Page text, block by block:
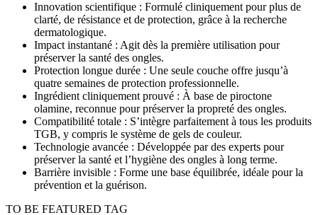
Innovation scientifique : Formulé cliniquement pour plus de
clarté, de résistance et de protection, grâce à la recherche
dermatologique.
Impact instantané : Agit dès la première utilisation pour
préserver la santé des ongles.
Protection longue durée : Une seule couche offre jusqu’à
quatre semaines de protection professionnelle.
Ingrédient cliniquement prouvé : À base de piroctone
olamine, reconnue pour préserver la propreté des ongles.
Compatibilité totale : S’intègre parfaitement à tous les produits
TGB, y compris le système de gels de couleur.
Technologie avancée : Développée par des experts pour
préserver la santé et l’hygiène des ongles à long terme.
Barrière invisible : Forme une base équilibrée, idéale pour la
prévention et la guérison.
TO BE FEATURED TAG